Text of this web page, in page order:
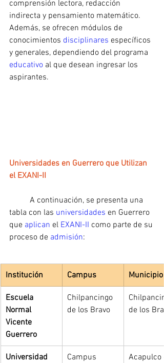
comprensión lectora, redacción
indirecta y pensamiento matemático.
Además, se ofrecen módulos de
conocimientos disciplinares específicos
y generales, dependiendo del programa
educativo al que desean ingresar los
aspirantes.
Universidades en Guerrero que Utilizan
el EXANI-II
tabla con las universidades en Guerrero
que aplican el EXANI-II como parte de su
proceso de admisión:
Institución Campus Municipio
Escuela
Normal
Vicente
Guerrero
Chilpancingo
de los Bravo
de los
Universidad
Campus
Acapulco